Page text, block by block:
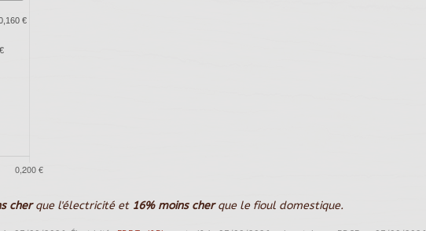
cherque l'électricité et 16% moins cherque le fioul domestique.